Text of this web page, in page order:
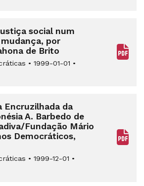
social num
por
de Brito
• 1999-01-01 •
Encruzilhada da
A. Barbedo de
Fundação Mário
Democráticos,
• 1999-12-01 •